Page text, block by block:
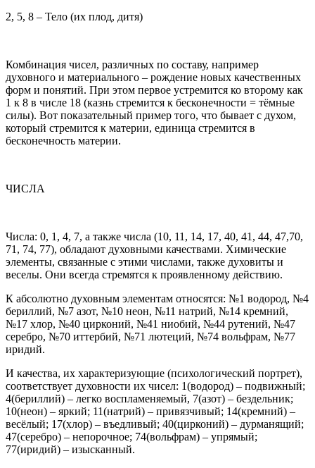
2, 5, 8 – Тело (их плод, дитя)
Комбинация чисел, различных по составу, например
духовного и материального – рождение новых качественных
форм и понятий. При этом первое устремится ко второму как
1 к 8 в числе 18 (казнь стремится к бесконечности = тёмные
силы). Вот показательный пример того, что бывает с духом,
который стремится к материи, единица стремится в
бесконечность материи.
ЧИСЛА
Числа: 0, 1, 4, 7, а также числа (10, 11, 14, 17, 40, 41, 44, 47,70,
71, 74, 77), обладают духовными качествами. Химические
элементы, связанные с этими числами, также духовиты и
веселы. Они всегда стремятся к проявленному действию.
К абсолютно духовным элементам относятся: №1 водород, №4
бериллий, №7 азот, №10 неон, №11 натрий, №14 кремний,
№17 хлор, №40 цирконий, №41 ниобий, №44 рутений, №47
серебро, №70 иттербий, №71 лютеций, №74 вольфрам, №77
иридий.
И качества, их характеризующие (психологический портрет),
соответствует духовности их чисел: 1(водород) – подвижный;
4(бериллий) – легко воспламеняемый, 7(азот) – бездельник;
10(неон) – яркий; 11(натрий) – привязчивый; 14(кремний) –
весёлый; 17(хлор) – въедливый; 40(цирконий) – дурманящий;
47(серебро) – непорочное; 74(вольфрам) – упрямый;
77(иридий) – изысканный.